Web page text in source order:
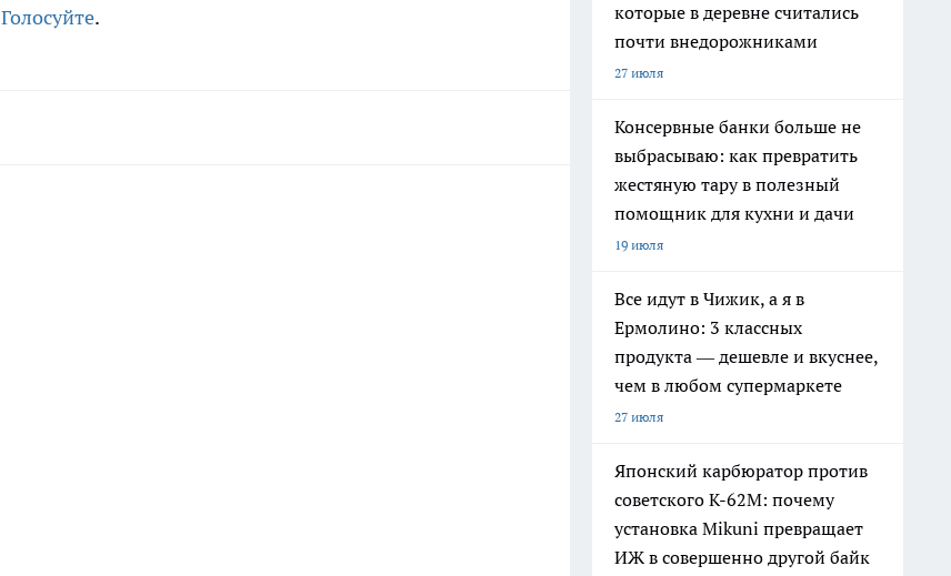
Голосуйте.
которые в деревне считались
почти внедорожниками
27 июля
Консервные банки больше не
выбрасываю: как превратить
жестяную тару в полезный
помощник для кухни и дачи
19 июля
Все идут в Чижик, а я в
Ермолино: 3 классных
продукта — дешевле и вкуснее,
чем в любом супермаркете
27 июля
Японский карбюратор против
советского К-62М: почему
установка Mikuni превращает
ИЖ в совершенно другой байк